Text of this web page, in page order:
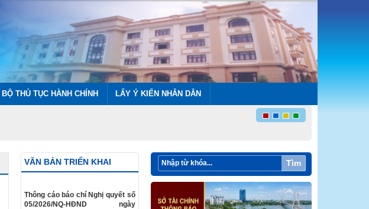
BỘ THỦ TỤC HÀNH CHÍNH LẤY Ý KIẾN NHÂN DÂN
Tìm
VĂN BẢN TRIỂN KHAI
​Thông cáo báo chí Nghị quyết số
05/2026/NQ-HĐND ngày